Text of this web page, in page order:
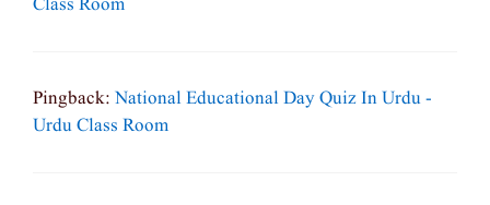
Pingback: National Educational Day Quiz In Urdu -
Urdu Class Room